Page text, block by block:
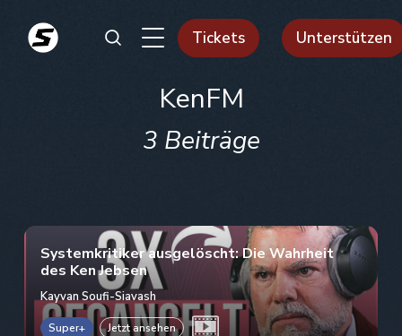
Tickets Unterstützen
KenFM
3 Beiträge
Systemkritiker ausgelöscht: Die Wahrheit
des Ken Jebsen
Kayvan Soufi-Siavash
Super+ Jetzt ansehen